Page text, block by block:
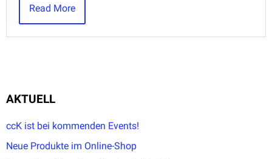
Read More
AKTUELL
ccK ist bei kommenden Events!
Neue Produkte im Online-Shop